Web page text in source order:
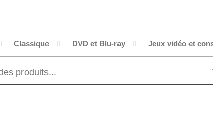
Classique DVD et Blu-ray Jeux vidéo et